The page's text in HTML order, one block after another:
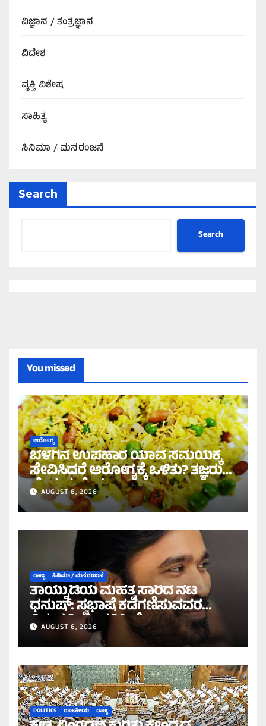
ವಿಜ್ಞಾನ / ತಂತ್ರಜ್ಞಾನ
ವಿದೇಶ
ವ್ಯಕ್ತಿ ವಿಶೇಷ
ಸಾಹಿತ್ಯ
ಸಿನಿಮಾ / ಮನರಂಜನೆ
Search
Search
You missed
ಆರೋಗ್ಯ
ಬೆಳಗಿನ ಉಪಹಾರ ಯಾವ ಸಮಯಕ್ಕೆ
ಸೇವಿಸಿದರೆ ಆರೋಗ್ಯಕ್ಕೆ ಒಳಿತು? ತಜ್ಞರು
ಹೇಳುವುದೇನು?
AUGUST 6, 2026
ರಾಜ್ಯ ಸಿನಿಮಾ / ಮನರಂಜನೆ
ತಾಯ್ನುಡಿಯ ಮಹತ್ವ ಸಾರಿದ ನಟ
ಧನುಷ್: ಸ್ವಭಾಷೆ ಕಡೆಗಣಿಸುವವರ
ವಿರುದ್ಧ ತೀಕ್ಷ್ಣ ಪ್ರತಿಕ್ರಿಯೆ!
AUGUST 6, 2026
POLITICS ರಾಜಕೀಯ ರಾಜ್ಯ